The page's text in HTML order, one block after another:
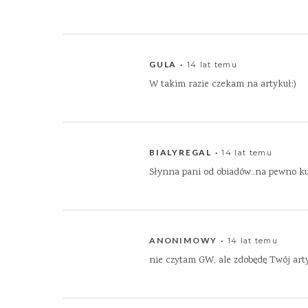
GULA 14 lat temu
W takim razie czekam na artykuł:)
BIALYREGAL 14 lat temu
Słynna pani od obiadów..na pewno
ANONIMOWY 14 lat temu
nie czytam GW, ale zdobędę Twój